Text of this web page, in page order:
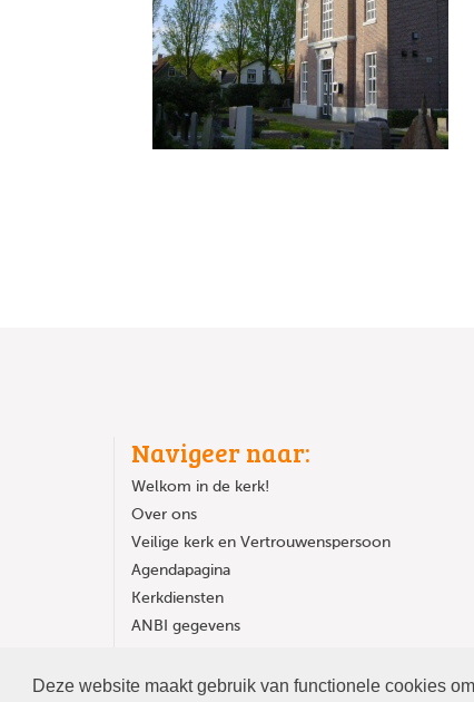
Deze website maakt gebruik van functionele cookies
Navigeer naar:
Welkom in de kerk!
Over ons
Veilige kerk en Vertrouwenspersoon
Agendapagina
Kerkdiensten
ANBI gegevens